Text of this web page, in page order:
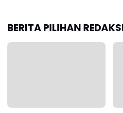
BERITA PILIHAN